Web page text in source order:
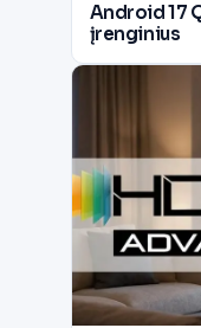
Android 17
įrenginius